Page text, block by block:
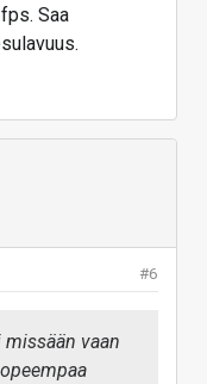
Saa
#6
vaan